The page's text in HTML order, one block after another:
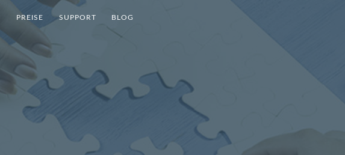
PREISE SUPPORT BLOG